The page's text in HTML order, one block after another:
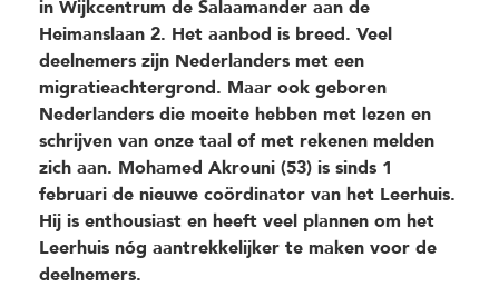
in Wijkcentrum de Salaamander aan de
Heimanslaan 2. Het aanbod is breed. Veel
deelnemers zijn Nederlanders met een
migratieachtergrond. Maar ook geboren
Nederlanders die moeite hebben met lezen en
schrijven van onze taal of met rekenen melden
zich aan. Mohamed Akrouni (53) is sinds 1
februari de nieuwe coördinator van het Leerhuis.
Hij is enthousiast en heeft veel plannen om het
Leerhuis nóg aantrekkelijker te maken voor de
deelnemers.